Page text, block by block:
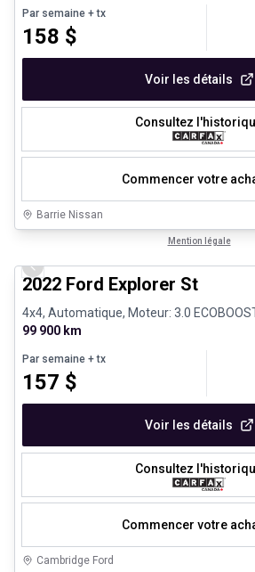
Par semaine + tx
158 $
Voir les détails
Consultez
Commencer votre
Barrie Nissan
Mention légale
Previous slide
2022 Ford Explorer St
4x4, Automatique, Moteur: 3.0
99 900 km
Par semaine + tx
157 $
Voir les détails
Consultez
Commencer votre
Cambridge Ford